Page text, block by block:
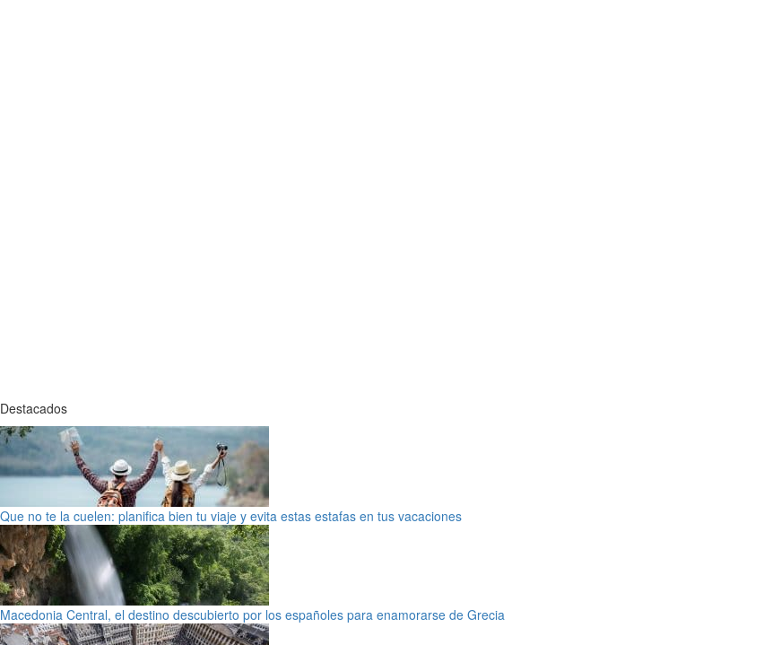
Destacados
Que no te la cuelen: planifica bien tu viaje y evita estas estafas en tus vacaciones
Macedonia Central, el destino descubierto por los españoles para enamorarse de Grecia